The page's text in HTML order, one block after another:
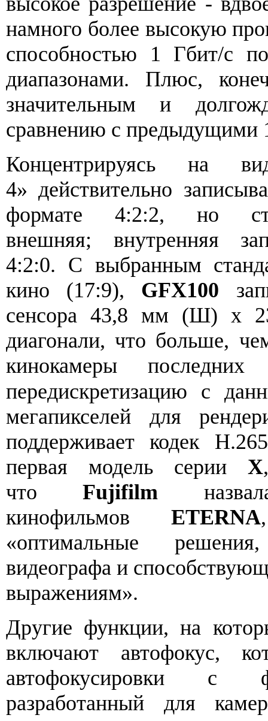
намного более высокую
способностью 1 Гбит/с
диапазонами. Плюс,
значительным и
сравнению с предыдущими
Концентрируясь на
4» действительно
формате 4:2:2, но
внешняя; внутренняя
4:2:0. С выбранным
кино (17:9), GFX100
сенсора 43,8 мм (Ш) x
диагонали, что больше,
кинокамеры
передискретизацию с
мегапикселей для
поддерживает кодек
первая модель серииX
чтоFujifilm
кинофильмов ETERNA
«оптимальные
видеографа и
выражениям».
Другие функции, на
включают автофокус,
автофокусировки с
разработанный для